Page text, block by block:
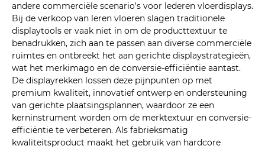
andere commerciële scenario's voor lederen vloerdisplays.
Bij de verkoop van leren vloeren slagen traditionele
displaytools er vaak niet in om de producttextuur te
benadrukken, zich aan te passen aan diverse commerciële
ruimtes en ontbreekt het aan gerichte displaystrategieën,
wat het merkimago en de conversie-efficiëntie aantast.
De displayrekken lossen deze pijnpunten op met
premium kwaliteit, innovatief ontwerp en ondersteuning
van gerichte plaatsingsplannen, waardoor ze een
kerninstrument worden om de merktextuur en conversie-
efficiëntie te verbeteren. Als fabrieksmatig
kwaliteitsproduct maakt het gebruik van hardcore